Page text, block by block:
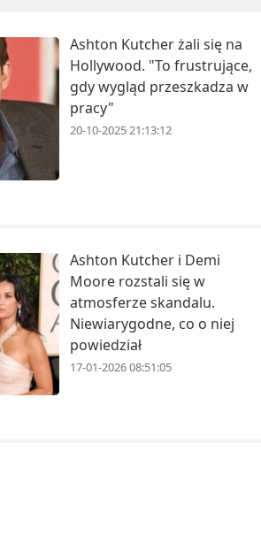
Ashton Kutcher żali się na
Hollywood. "To frustrujące,
gdy wygląd przeszkadza w
pracy"
20-10-2025 21:13:12
Ashton Kutcher i Demi
Moore rozstali się w
atmosferze skandalu.
Niewiarygodne, co o niej
powiedział
17-01-2026 08:51:05